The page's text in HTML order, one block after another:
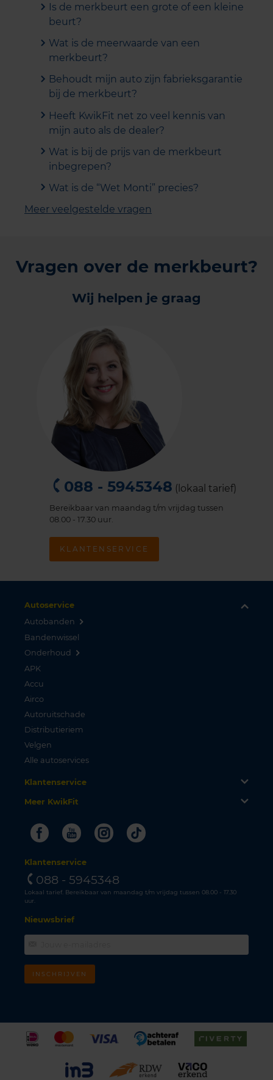
Is de merkbeurt een grote of een kleine
beurt?
Wat is de meerwaarde van een
merkbeurt?
Behoudt mijn auto zijn fabrieksgarantie
bij de merkbeurt?
Heeft KwikFit net zo veel kennis van
mijn auto als de dealer?
Wat is bij de prijs van de merkbeurt
inbegrepen?
Wat is de “Wet Monti” precies?
Meer veelgestelde vragen
Vragen over de merkbeurt?
Wij helpen je graag
088 - 5945348 (lokaal tarief)
Bereikbaar van maandag t/m vrijdag tussen
08.00 - 17.30 uur.
KLANTENSERVICE
Autoservice
Autobanden
Bandenwissel
Onderhoud
APK
Accu
Airco
Autoruitschade
Distributieriem
Velgen
Alle autoservices
Klantenservice
Meer KwikFit
FacebookYoutubeInstagram
Tiktok
Klantenservice
088 - 5945348
Lokaal tarief. Bereikbaar van maandag t/m vrijdag tussen 08.00 - 17.30
uur.
Nieuwsbrief
INSCHRIJVEN